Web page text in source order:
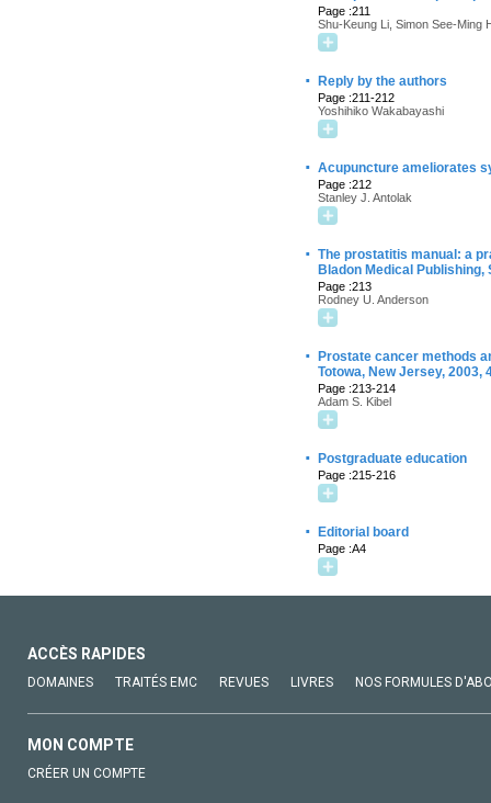
Page :211
Shu-Keung Li, Simon See-Ming
· Reply by the authors
Page :211-212
Yoshihiko Wakabayashi
· Acupuncture ameliorates
Page :212
Stanley J. Antolak
· The prostatitis manual: a
Bladon Medical Publishing,
Page :213
Rodney U. Anderson
·
Prostate cancer methods
Totowa, New Jersey, 2003,
Page :213-214
Adam S. Kibel
· Postgraduate education
Page :215-216
· Editorial board
Page :A4
ACCÈS RAPIDES
DOMAINES TRAITÉS EMC REVUES LIVRES NOS FORMULES
MON COMPTE
CRÉER UN COMPTE